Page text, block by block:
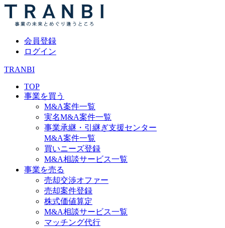
会員登録
ログイン
TRANBI
TOP
事業を買う
M&A案件一覧
実名M&A案件一覧
事業承継・引継ぎ支援センター
M&A案件一覧
買いニーズ登録
M&A相談サービス一覧
事業を売る
売却交渉オファー
売却案件登録
株式価値算定
M&A相談サービス一覧
マッチング代行